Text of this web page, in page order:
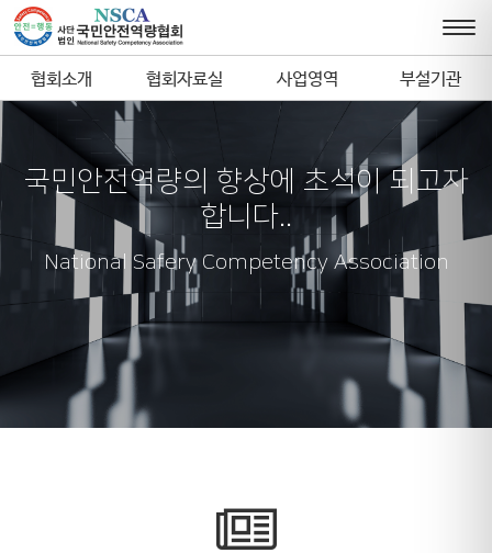
협회소개 협회자료실 사업영역 부설기관
국민안전역량의 향상에 초석이 되고자
합니다..
National Safery Competency Association